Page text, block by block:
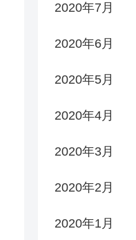
2020年7月
2020年6月
2020年5月
2020年4月
2020年3月
2020年2月
2020年1月